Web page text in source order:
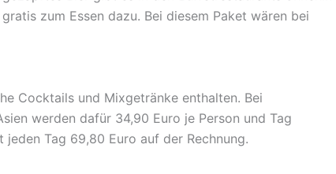
gratis zum Essen dazu. Bei diesem Paket wären bei
Cocktails und Mixgetränke enthalten. Bei
werden dafür 34,90 Euro je Person und Tag
Tag 69,80 Euro auf der Rechnung.